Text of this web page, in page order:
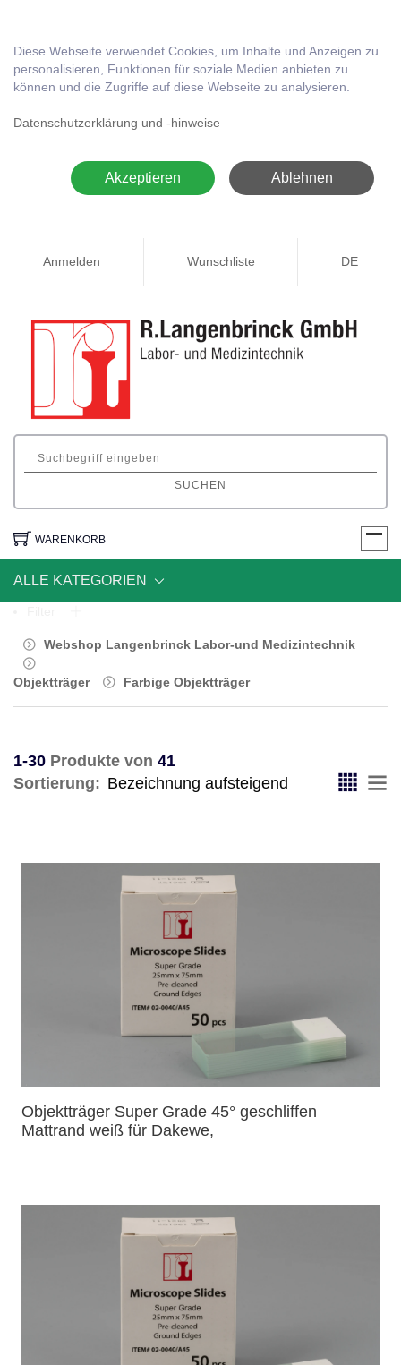
Diese Webseite verwendet Cookies, um Inhalte und Anzeigen zu
personalisieren, Funktionen für soziale Medien anbieten zu
können und die Zugriffe auf diese Webseite zu analysieren.
Datenschutzerklärung und -hinweise
Ablehnen
Akzeptieren
Anmelden Wunschliste DE
SUCHEN
WARENKORB
ALLE KATEGORIEN
Webshop Langenbrinck Labor-und Medizintechnik
Objektträger Farbige Objektträger
1-30 Produkte von 41
Sortierung:
Objektträger Super Grade 45° geschliffen
Mattrand weiß für Dakewe,